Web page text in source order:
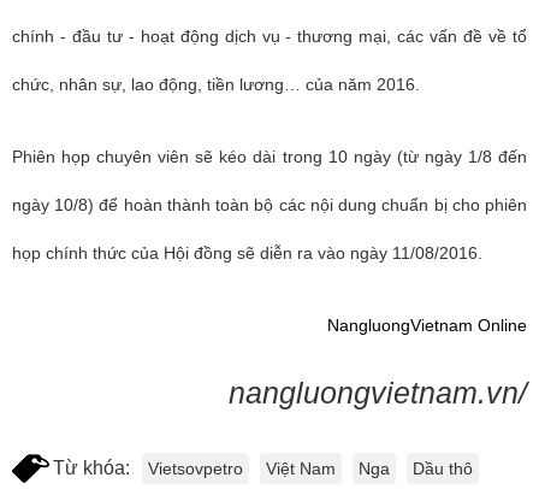
chính - đầu tư - hoạt động dịch vụ - thương mại, các vấn đề về tổ
chức, nhân sự, lao động, tiền lương… của năm 2016.
Phiên họp chuyên viên sẽ kéo dài trong 10 ngày (từ ngày 1/8 đến
ngày 10/8) để hoàn thành toàn bộ các nội dung chuẩn bị cho phiên
họp chính thức của Hội đồng sẽ diễn ra vào ngày 11/08/2016.
NangluongVietnam Online
nangluongvietnam.vn/
Từ khóa: Vietsovpetro Việt Nam Nga Dầu thô